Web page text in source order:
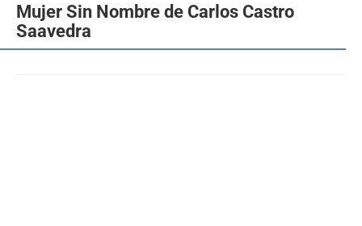
Mujer Sin Nombre de Carlos Castro
Saavedra